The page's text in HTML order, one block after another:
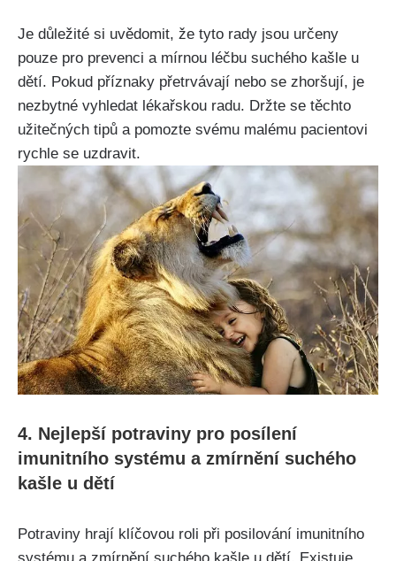
Je důležité​ si uvědomit, že⁤ tyto rady jsou určeny‌
pouze ​pro prevenci a mírnou léčbu suchého kašle u
dětí.⁢ Pokud příznaky přetrvávají nebo se zhoršují, je
nezbytné vyhledat lékařskou radu. Držte ⁤se těchto
užitečných tipů a pomozte svému malému pacientovi
rychle se uzdravit.
4. Nejlepší ⁤potraviny pro posílení
⁣imunitního systému a zmírnění suchého⁤
kašle​ u⁢ dětí
Potraviny hrají klíčovou roli při posilování imunitního